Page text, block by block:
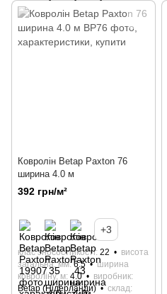
Кoврoлін Betap Paxton 76
ширина 4.0 м
392 грн/м²
+3
клас зносостійкості 22
висота
загальна, мм 6.5
ширина
ковроліну, м 4.0
виробник
Betap (Нідерланди)
склад